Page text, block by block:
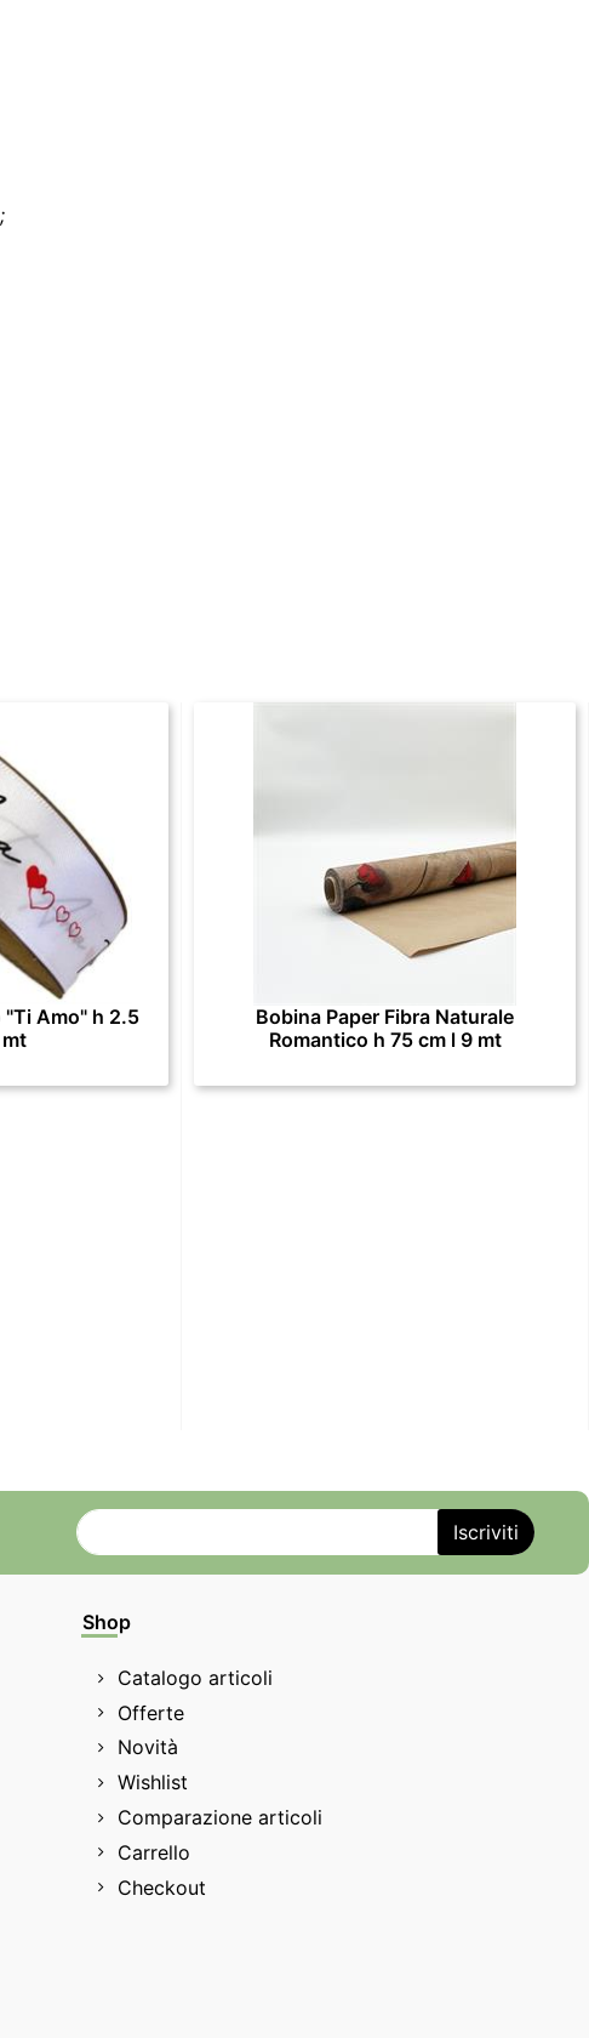
"Ti Amo" h 2.5
Bobina Paper Fibra Naturale
Romantico h 75 cm l 9 mt
Shop
Catalogo articoli
Offerte
Novità
Wishlist
Comparazione articoli
Carrello
Checkout